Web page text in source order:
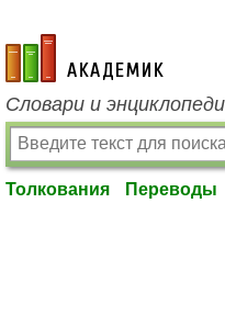
academic.ru
Словари и
Толкования Переводы